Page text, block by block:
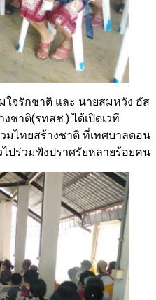
ใจรักชาติ และ นายสมหวัง อัส
าติ(รทสช.) ได้เปิดเวที
มไทยสร้างชาติ ที่เทศบาลดอน
ปร่วมฟังปราศรัยหลายร้อยคน